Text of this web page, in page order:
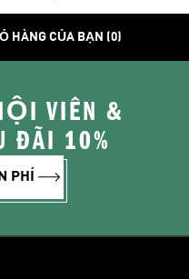
HÀNG CỦA BẠN (0)
VIÊN &
ĐÃI 10%
PHÍ